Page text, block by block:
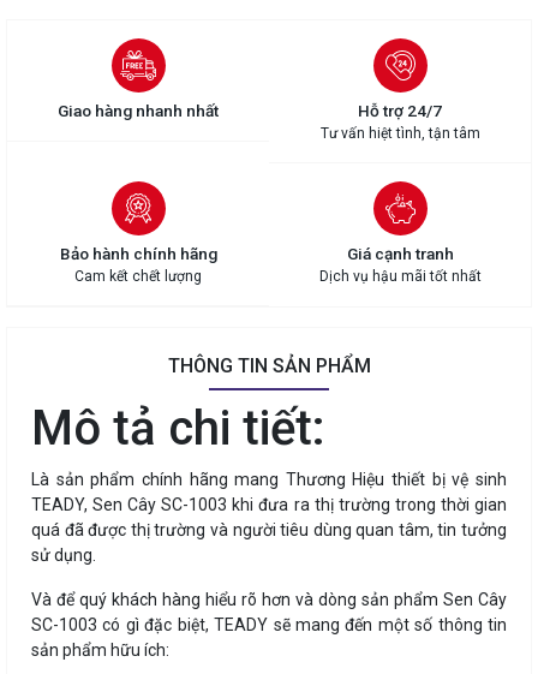
Giao hàng nhanh nhất Hỗ trợ 24/7
Tư vấn hiệt tình, tận tâm
Bảo hành chính hãng
Cam kết chết lượng
Giá cạnh tranh
Dịch vụ hậu mãi tốt nhất
THÔNG TIN SẢN PHẨM
Mô tả chi tiết:
Là sản phẩm chính hãng mang Thương Hiệu thiết bị vệ sinh
TEADY, Sen Cây SC-1003 khi đưa ra thị trường trong thời gian
quá đã được thị trường và người tiêu dùng quan tâm, tin tưởng
sử dụng.
Và để quý khách hàng hiểu rõ hơn và dòng sản phẩm Sen Cây
SC-1003 có gì đặc biệt, TEADY sẽ mang đến một số thông tin
sản phẩm hữu ích: